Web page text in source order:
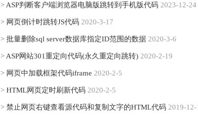
> ASP判断客户端浏览器电脑版跳转到手机版代码 2023-12-24
> 网页倒计时跳转JS代码 2020-3-17
> 批量删除sql server数据库指定ID范围的数据 2020-3-6
> ASP网站301重定向代码(永久重定向跳转) 2020-2-19
> 网页中加载框架代码iframe 2020-2-5
> HTML网页定时刷新代码 2020-2-5
> 禁止网页右键查看源代码和复制文字的HTML代码 2019-12-